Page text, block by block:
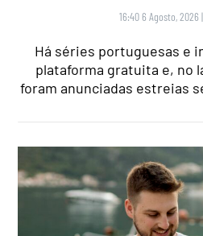
16:40 6 Agosto, 2026 |
Há séries portuguesas e
plataforma gratuita e, no
foram anunciadas estreias